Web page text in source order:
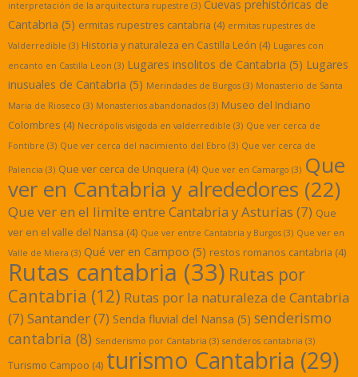
interpretación de la arquitectura rupestre (3) Cuevas prehistóricas de
Cantabria (5) ermitas rupestres cantabria (4) ermitas rupestres de
Valderredible (3) Historia y naturaleza en Castilla León (4) Lugares con
encanto en Castilla Leon (3) Lugares insolitos de Cantabria (5) Lugares
inusuales de Cantabria (5) Merindades de Burgos (3) Monasterio de Santa
Maria de Rioseco (3) Monasterios abandonados (3) Museo del Indiano
Colombres (4) Necrópolis visigoda en valderredible (3) Que ver cerca de
Fontibre (3) Que ver cerca del nacimiento del Ebro (3) Que ver cerca de
Palencia (3) Que ver cerca de Unquera (4) Que ver en Camargo (3) Que
ver en Cantabria y alrededores (22)
Que ver en el limite entre Cantabria y Asturias (7) Que
ver en el valle del Nansa (4) Que ver entre Cantabria y Burgos (3) Que ver en
Valle de Miera (3) Qué ver en Campoo (5) restos romanos cantabria (4)
Rutas cantabria (33) Rutas por
Cantabria (12) Rutas por la naturaleza de Cantabria
(7) Santander(7) Senda fluvial del Nansa (5) senderismo
cantabria (8) Senderismo por Cantabria (3) senderos cantabria (3)
Turismo Campoo (4) turismo Cantabria (29)